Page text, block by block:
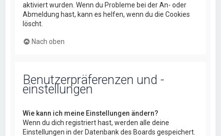
aktiviert wurden. Wenn du Probleme bei der An- oder
Abmeldung hast, kann es helfen, wenn du die Cookies
löscht.
Nach oben
Benutzerpräferenzen und -
einstellungen
Wie kann ich meine Einstellungen ändern?
Wenn du dich registriert hast, werden alle deine
Einstellungen in der Datenbank des Boards gespeichert.